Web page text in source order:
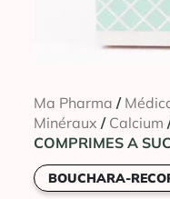
Ma Pharma /
Minéraux / Calcium
COMPRIMES A
BOUCHARA-